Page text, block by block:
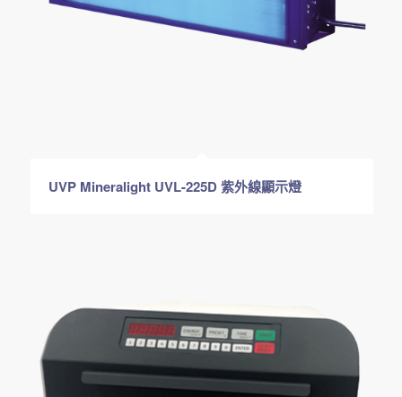
UVP Mineralight UVL-225D 紫外線顯示燈